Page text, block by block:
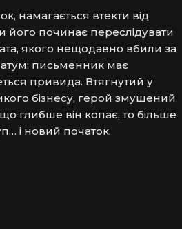
намагається втекти від
його починає переслідувати
якого нещодавно вбили за
письменник має
привида. Втягнутий у
бізнесу, герой змушений
глибше він копає, то більше
і новий початок.